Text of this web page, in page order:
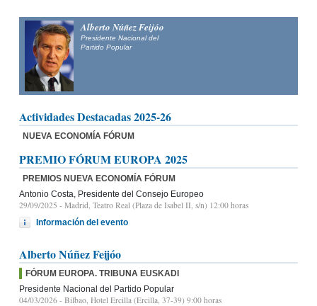
Alberto Núñez Feijóo
Presidente Nacional del
Partido Popular
Actividades Destacadas 2025-26
NUEVA ECONOMÍA FÓRUM
PREMIO FÓRUM EUROPA 2025
PREMIOS NUEVA ECONOMÍA FÓRUM
Antonio Costa, Presidente del Consejo Europeo
29/09/2025 - Madrid, Teatro Real (Plaza de Isabel II, s/n) 12:00 horas
Información del evento
Alberto Núñez Feijóo
FÓRUM EUROPA. TRIBUNA EUSKADI
Presidente Nacional del Partido Popular
04/03/2026 - Bilbao, Hotel Ercilla (Ercilla, 37-39) 9:00 horas